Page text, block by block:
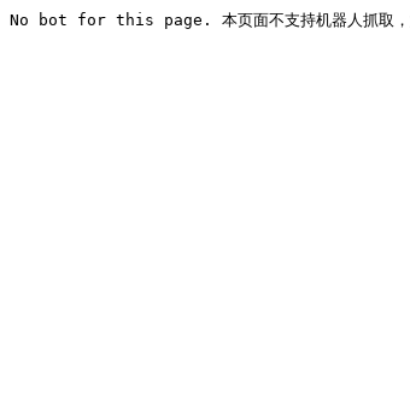
No bot for this page. 本页面不支持机器人抓取，如